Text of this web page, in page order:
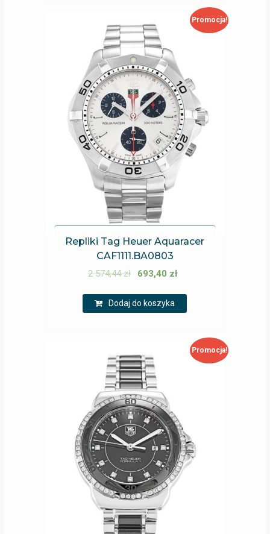
Promocja!
Repliki Tag Heuer Aquaracer
CAF1111.BA0803
2 574,44zł 693,40 zł
Dodaj do koszyka
Promocja!